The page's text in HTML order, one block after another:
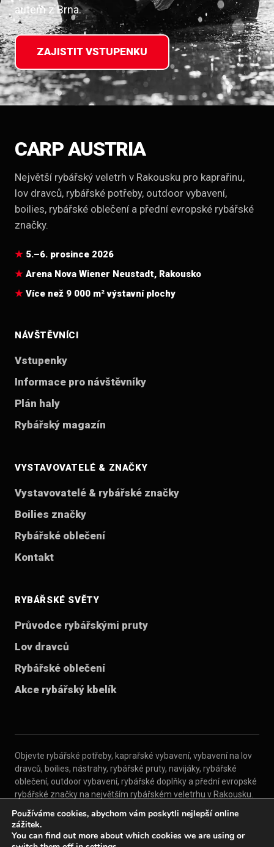
Používáme cookies, abychom vám poskytli nejlepší online
zážitek.
You can find out more about which cookies we are using or
autem z Brna.
ZAJISTIT VSTUPENKU
CARP AUSTRIA
Největší rybářský veletrh v Rakousku pro kaprařinu,
lov dravců, rybářské potřeby, outdoor vybavení,
boilies, rybářské oblečení a přední evropské rybářské
značky.
5.–6. prosince 2026
Arena Nova Wiener Neustadt, Rakousko
Více než 9 000 m² výstavní plochy
NÁVŠTĚVNÍCI
Vstupenky
Informace pro návštěvníky
Plán haly
Rybářský magazín
VYSTAVOVATELÉ & ZNAČKY
Vystavovatelé & rybářské značky
Boilies značky
Rybářské oblečení
Kontakt
RYBÁŘSKÉ SVĚTY
Průvodce rybářskými pruty
Lov dravců
Rybářské oblečení
Akce rybářský kbelík
Objevte rybářské potřeby, kaprařské vybavení, vybavení na lov
dravců, boilies, nástrahy, rybářské pruty, navijáky, rybářské
oblečení, outdoor vybavení, rybářské doplňky a přední evropské
rybářské značky na největším rybářském veletrhu v Rakousku.
© 2026 Carp Austria
Pro vystavovatele
Kontakt Tiráž